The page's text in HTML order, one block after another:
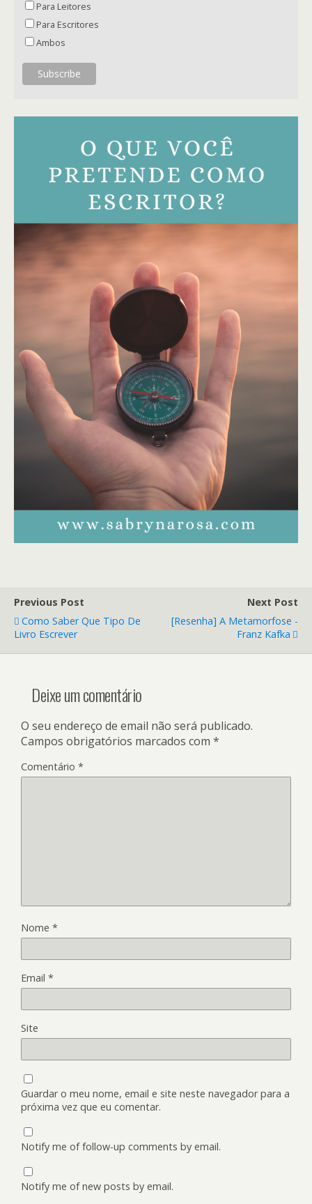
Para Leitores
Para Escritores
Ambos
Previous Post
Como Saber Que Tipo De
Livro Escrever
Next Post
[Resenha] A Metamorfose -
Franz Kafka
Deixe um comentário
O seu endereço de email não será publicado.
Campos obrigatórios marcados com *
Comentário *
Nome *
Email *
Site
Guardar o meu nome, email e site neste navegador para a
próxima vez que eu comentar.
Notify me of follow-up comments by email.
Notify me of new posts by email.